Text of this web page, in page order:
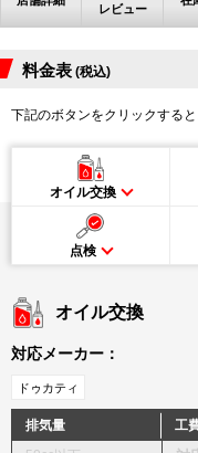
レビュー
料金表 (税込)
下記のボタンをクリックする
オイル交換
点検
オイル交換
対応メーカー：
ドゥカティ
排気量
工